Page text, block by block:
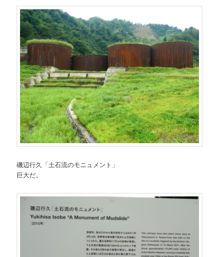
磯辺行久「土石流のモニュメント」
巨大だ。